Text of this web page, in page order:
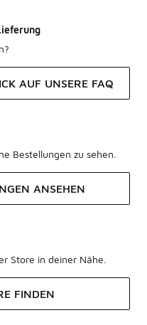
AUF UNSERE FAQ
Bestellungen zu sehen.
ANSEHEN
Store in deiner Nähe.
FINDEN